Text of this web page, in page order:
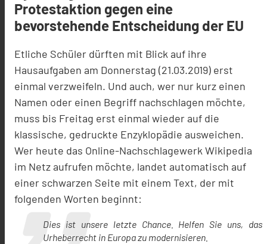
Protestaktion gegen eine
bevorstehende Entscheidung der EU
Etliche Schüler dürften mit Blick auf ihre
Hausaufgaben am Donnerstag (21.03.2019) erst
einmal verzweifeln. Und auch, wer nur kurz einen
Namen oder einen Begriff nachschlagen möchte,
muss bis Freitag erst einmal wieder auf die
klassische, gedruckte Enzyklopädie ausweichen.
Wer heute das Online-Nachschlagewerk Wikipedia
im Netz aufrufen möchte, landet automatisch auf
einer schwarzen Seite mit einem Text, der mit
folgenden Worten beginnt:
Dies ist unsere letzte Chance. Helfen Sie uns, das
Urheberrecht in Europa zu modernisieren.